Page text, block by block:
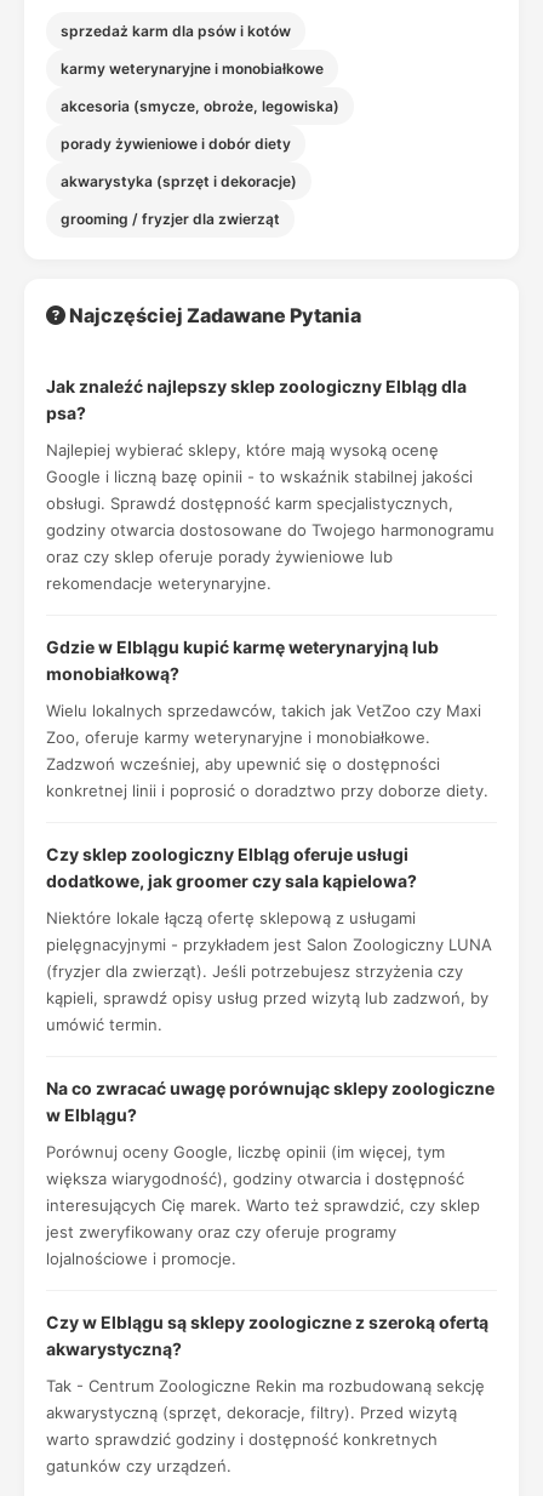
sprzedaż karm dla psów i kotów
karmy weterynaryjne i monobiałkowe
akcesoria (smycze, obroże, legowiska)
porady żywieniowe i dobór diety
akwarystyka (sprzęt i dekoracje)
grooming / fryzjer dla zwierząt
Najczęściej Zadawane Pytania
Jak znaleźć najlepszy sklep zoologiczny Elbląg dla
psa?
Najlepiej wybierać sklepy, które mają wysoką ocenę
Google i liczną bazę opinii - to wskaźnik stabilnej jakości
obsługi. Sprawdź dostępność karm specjalistycznych,
godziny otwarcia dostosowane do Twojego harmonogramu
oraz czy sklep oferuje porady żywieniowe lub
rekomendacje weterynaryjne.
Gdzie w Elblągu kupić karmę weterynaryjną lub
monobiałkową?
Wielu lokalnych sprzedawców, takich jak VetZoo czy Maxi
Zoo, oferuje karmy weterynaryjne i monobiałkowe.
Zadzwoń wcześniej, aby upewnić się o dostępności
konkretnej linii i poprosić o doradztwo przy doborze diety.
Czy sklep zoologiczny Elbląg oferuje usługi
dodatkowe, jak groomer czy sala kąpielowa?
Niektóre lokale łączą ofertę sklepową z usługami
pielęgnacyjnymi - przykładem jest Salon Zoologiczny LUNA
(fryzjer dla zwierząt). Jeśli potrzebujesz strzyżenia czy
kąpieli, sprawdź opisy usług przed wizytą lub zadzwoń, by
umówić termin.
Na co zwracać uwagę porównując sklepy zoologiczne
w Elblągu?
Porównuj oceny Google, liczbę opinii (im więcej, tym
większa wiarygodność), godziny otwarcia i dostępność
interesujących Cię marek. Warto też sprawdzić, czy sklep
jest zweryfikowany oraz czy oferuje programy
lojalnościowe i promocje.
Czy w Elblągu są sklepy zoologiczne z szeroką ofertą
akwarystyczną?
Tak - Centrum Zoologiczne Rekin ma rozbudowaną sekcję
akwarystyczną (sprzęt, dekoracje, filtry). Przed wizytą
warto sprawdzić godziny i dostępność konkretnych
gatunków czy urządzeń.